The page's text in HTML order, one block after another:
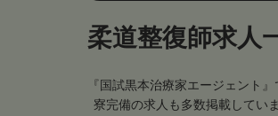
柔道整復師求人
『国試黒本治療家エージェント』
寮完備の求人も多数掲載していま